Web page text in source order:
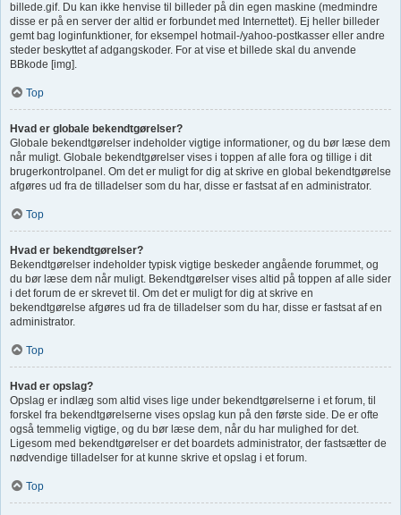
billede.gif. Du kan ikke henvise til billeder på din egen maskine (medmindre
disse er på en server der altid er forbundet med Internettet). Ej heller billeder
gemt bag loginfunktioner, for eksempel hotmail-/yahoo-postkasser eller andre
steder beskyttet af adgangskoder. For at vise et billede skal du anvende
BBkode [img].
Top
Hvad er globale bekendtgørelser?
Globale bekendtgørelser indeholder vigtige informationer, og du bør læse dem
når muligt. Globale bekendtgørelser vises i toppen af alle fora og tillige i dit
brugerkontrolpanel. Om det er muligt for dig at skrive en global bekendtgørelse
afgøres ud fra de tilladelser som du har, disse er fastsat af en administrator.
Top
Hvad er bekendtgørelser?
Bekendtgørelser indeholder typisk vigtige beskeder angående forummet, og
du bør læse dem når muligt. Bekendtgørelser vises altid på toppen af alle sider
i det forum de er skrevet til. Om det er muligt for dig at skrive en
bekendtgørelse afgøres ud fra de tilladelser som du har, disse er fastsat af en
administrator.
Top
Hvad er opslag?
Opslag er indlæg som altid vises lige under bekendtgørelserne i et forum, til
forskel fra bekendtgørelserne vises opslag kun på den første side. De er ofte
også temmelig vigtige, og du bør læse dem, når du har mulighed for det.
Ligesom med bekendtgørelser er det boardets administrator, der fastsætter de
nødvendige tilladelser for at kunne skrive et opslag i et forum.
Top